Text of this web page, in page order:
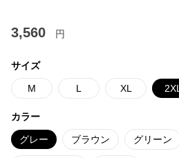
3,560 円
サイズ
M L XL 2XL
カラー
グレー ブラウン グリーン